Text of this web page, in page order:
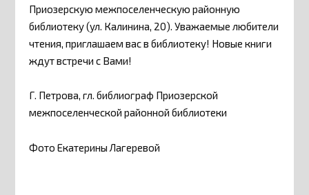
Приозерскую межпоселенческую районную
библиотеку (ул. Калинина, 20). Уважаемые любители
чтения, приглашаем вас в библиотеку! Новые книги
ждут встречи с Вами!
Г. Петрова, гл. библиограф Приозерской
межпоселенческой районной библиотеки
Фото Екатерины Лагеревой